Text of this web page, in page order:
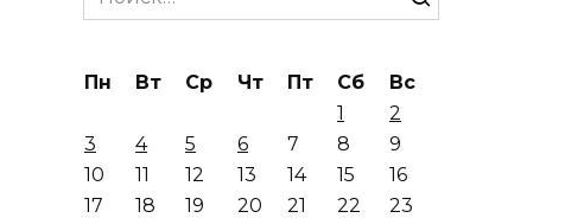
for:
Пн Вт Ср Чт Пт Сб
Вс
1
2
3
4 5 6 7 8
9
10
11 12 13 14 15
16
17
18 19 20 21 22
23